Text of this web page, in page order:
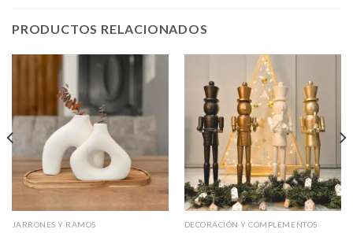
PRODUCTOS RELACIONADOS
JARRONES Y RAMOS DECORACIÓN Y COMPLEMENTOS